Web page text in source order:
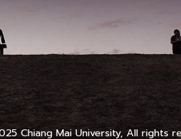
Chiang Mai University, All rights